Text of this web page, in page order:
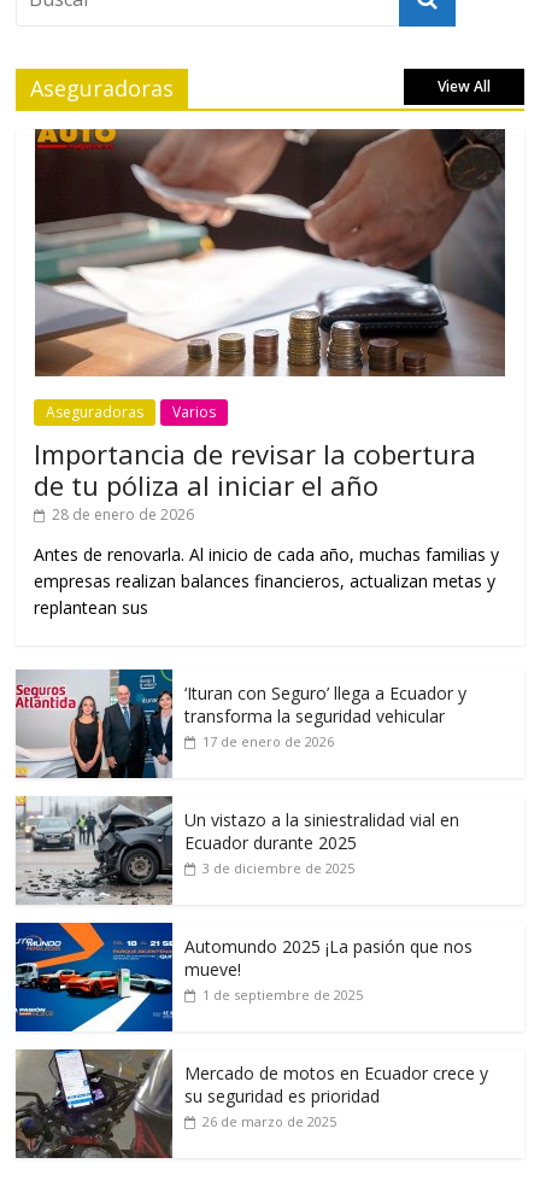
Aseguradoras View All
Aseguradoras Varios
Importancia de revisar la cobertura
de tu póliza al iniciar el año
28 de enero de 2026
Antes de renovarla. Al inicio de cada año, muchas familias y
empresas realizan balances financieros, actualizan metas y
replantean sus
‘Ituran con Seguro’ llega a Ecuador y
transforma la seguridad vehicular
17 de enero de 2026
Un vistazo a la siniestralidad vial en
Ecuador durante 2025
3 de diciembre de 2025
Automundo 2025 ¡La pasión que nos
mueve!
1 de septiembre de 2025
Mercado de motos en Ecuador crece y
su seguridad es prioridad
26 de marzo de 2025